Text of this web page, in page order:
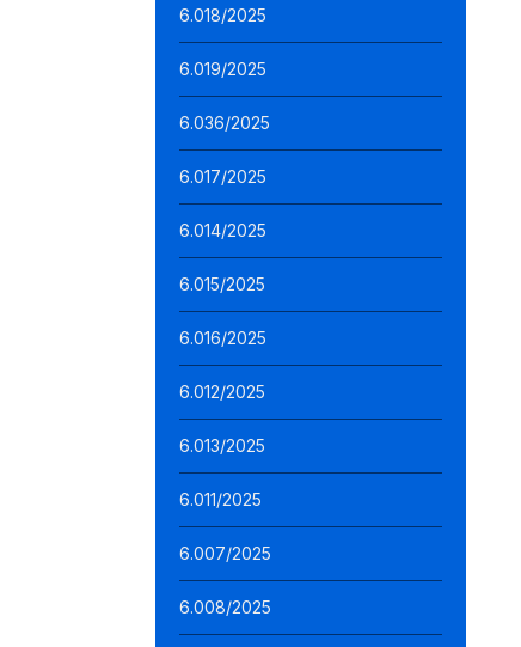
6.018/2025
6.019/2025
6.036/2025
6.017/2025
6.014/2025
6.015/2025
6.016/2025
6.012/2025
6.013/2025
6.011/2025
6.007/2025
6.008/2025